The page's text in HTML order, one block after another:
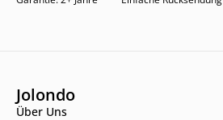
Jolondo
Über Uns